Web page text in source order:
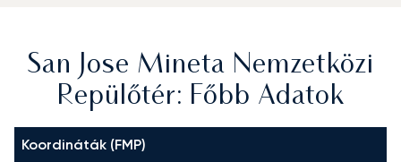
San Jose Mineta Nemzetközi
Repülőtér: Főbb Adatok
Koordináták (FMP)